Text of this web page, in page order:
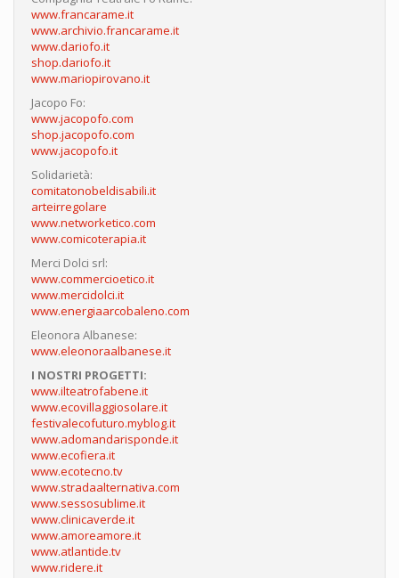
www.francarame.it
www.archivio.francarame.it
www.dariofo.it
shop.dariofo.it
www.mariopirovano.it
Jacopo Fo:
www.jacopofo.com
shop.jacopofo.com
www.jacopofo.it
Solidarietà:
comitatonobeldisabili.it
arteirregolare
www.networketico.com
www.comicoterapia.it
Merci Dolci srl:
www.commercioetico.it
www.mercidolci.it
www.energiaarcobaleno.com
Eleonora Albanese:
www.eleonoraalbanese.it
I NOSTRI PROGETTI:
www.ilteatrofabene.it
www.ecovillaggiosolare.it
festivalecofuturo.myblog.it
www.adomandarisponde.it
www.ecofiera.it
www.ecotecno.tv
www.stradaalternativa.com
www.sessosublime.it
www.clinicaverde.it
www.amoreamore.it
www.atlantide.tv
www.ridere.it